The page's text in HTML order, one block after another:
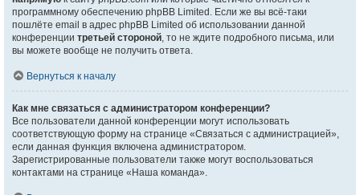
программному обеспечению phpBB Limited. Если же вы всё-таки
пошлёте email в адрес phpBB Limited об использовании данной
конференции третьей стороной, то не ждите подробного письма, или
вы можете вообще не получить ответа.
Вернуться к началу
Как мне связаться с администратором конференции?
Все пользователи данной конференции могут использовать
соответствующую форму на странице «Связаться с администрацией»,
если данная функция включена администратором.
Зарегистрированные пользователи также могут воспользоваться
контактами на странице «Наша команда».